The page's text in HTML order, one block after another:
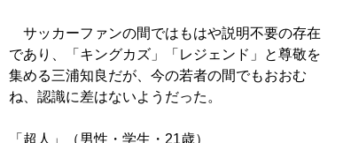
サッカーファンの間ではもはや説明不要の存在
であり、「キングカズ」「レジェンド」と尊敬を
集める三浦知良だが、今の若者の間でもおおむ
ね、認識に差はないようだった。
「超人」（男性・学生・21歳）